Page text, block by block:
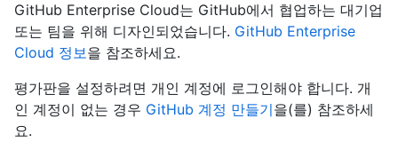
GitHub Enterprise Cloud는 GitHub에서 협업하는 대기업
또는 팀을 위해 디자인되었습니다. GitHub Enterprise
Cloud 정보을 참조하세요.
평가판을 설정하려면 개인 계정에 로그인해야 합니다. 개
인 계정이 없는 경우 GitHub 계정 만들기을(를) 참조하세
요.